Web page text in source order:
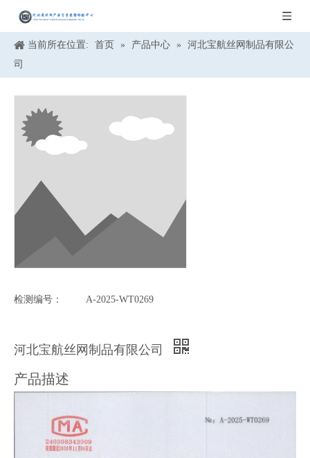
当前所在位置: 首页 » 产品中心 »
河北宝航丝网制品有限公
司
检测编号： A-2025-WT0269
河北宝航丝网制品有限公司
产品描述